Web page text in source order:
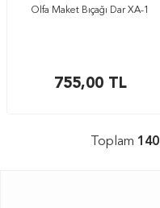
Olfa Maket Bıçağı Dar XA-1
755,00 TL
Toplam 140